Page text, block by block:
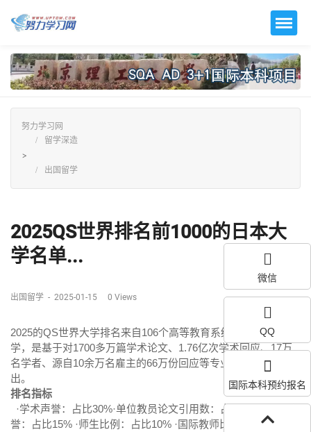
努力学习网
留学深造
>
出国留学
2025QS世界排名前1000的日本大
学名单...
出国留学 - 2025-01-15 0 Views
2025的QS世界大学排名来自106个高等教育系统的1500所大
学，是基于对1700多万篇学术论文、1.76亿次学术回应、17万
名学者、源自10余万名雇主的66万份回应等专业意见分析而得
出。
排名指标
·学术声誉：占比30%·单位教员论文引用数：占比20% ·雇主声
誉：占比15% ·师生比例：占比10% ·国际教师比例：占比5% ·
微信
QQ
国际本科预约报名